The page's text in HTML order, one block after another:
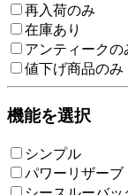
再入荷のみ
在庫あり
アンティークの
値下げ商品のみ
機能を選択
シンプル
パワーリザーブ